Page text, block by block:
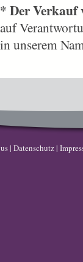
* Der Verkauf
auf
in unserem
| Datenschutz|